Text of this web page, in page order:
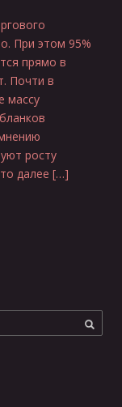
При этом 95%
прямо в
Почти в
массу
росту
далее […]